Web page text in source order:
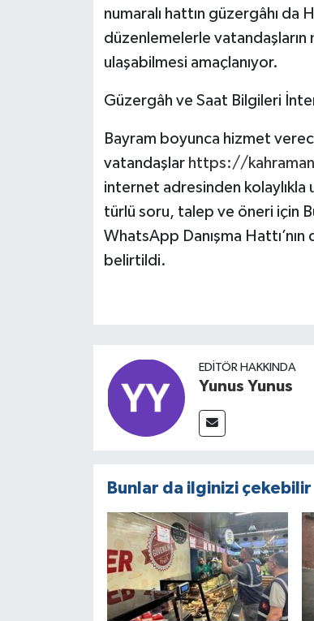
numaralı hattın güzergâhı da
düzenlemelerle vatandaşların
ulaşabilmesi amaçlanıyor.
Güzergâh ve Saat Bilgileri
Bayram boyunca hizmet
vatandaşlar https://
internet adresinden kolaylıkla
türlü soru, talep ve öneri için
WhatsApp Danışma
belirtildi.
EDITÖR HAKKINDA
Yunus Yunus
Bunlar da ilginizi çekebilir